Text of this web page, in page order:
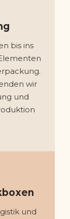
bis ins
wir
und
und